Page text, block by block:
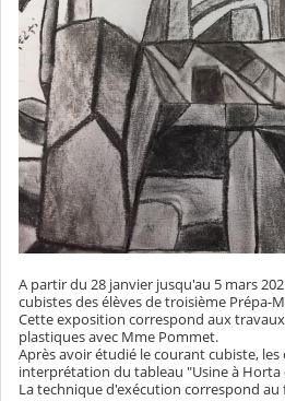
A partir du 28 janvier jusqu'au 5 mars
cubistes des élèves de troisième Prépa-
Cette exposition correspond aux
plastiques avec Mme Pommet.
Après avoir étudié le courant cubiste,
interprétation du tableau "Usine à Horta
La technique d'exécution correspond au